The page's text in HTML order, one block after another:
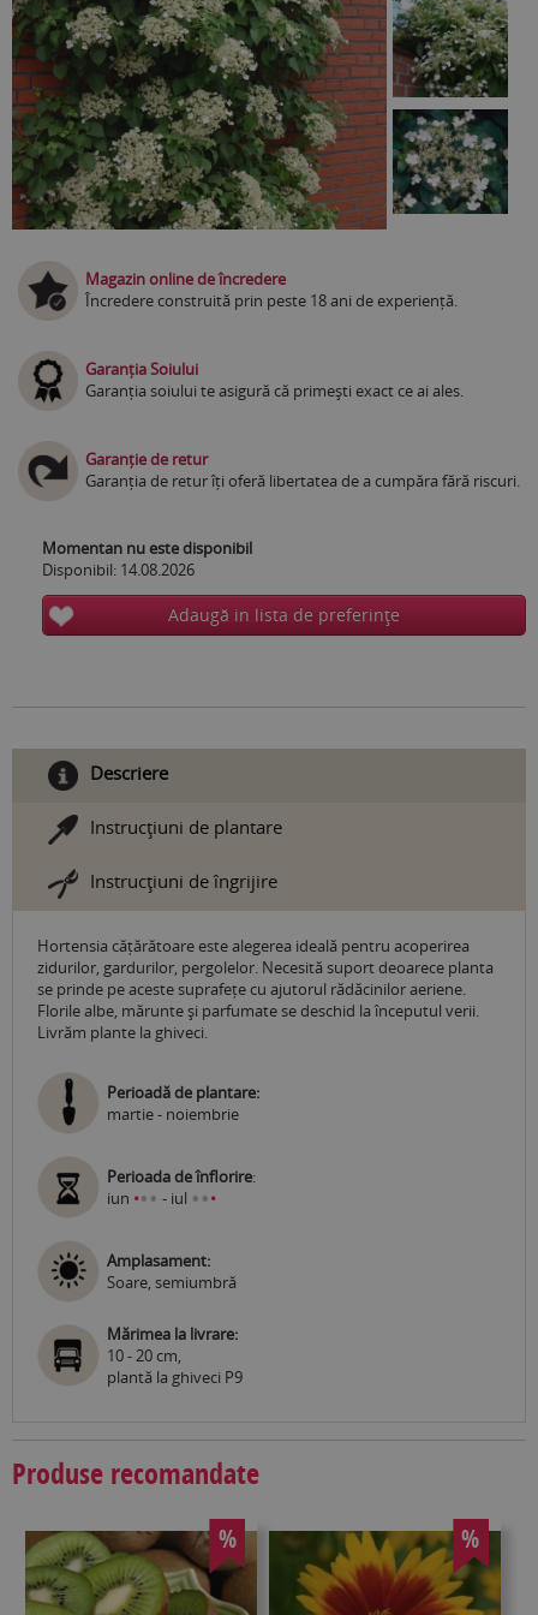
Magazin online de încredere
Încredere construită prin peste 18 ani de experiență.
Garanția Soiului
Garanția soiului te asigură că primești exact ce ai ales.
Garanție de retur
Garanția de retur îți oferă libertatea de a cumpăra fără riscuri.
Momentan nu este disponibil
Disponibil: 14.08.2026
Adaugă in lista de preferinţe
Descriere
Instrucţiuni de plantare
Instrucţiuni de îngrijire
Hortensia cățărătoare este alegerea ideală pentru acoperirea
zidurilor, gardurilor, pergolelor. Necesită suport deoarece planta
se prinde pe aceste suprafețe cu ajutorul rădăcinilor aeriene.
Florile albe, mărunte și parfumate se deschid la începutul verii.
Livrăm plante la ghiveci.
Perioadă de plantare:
martie - noiembrie
Perioada de înflorire:
iun ••• - iul •••
Amplasament:
Soare, semiumbră
Mărimea la livrare:
10 - 20 cm,
plantă la ghiveci P9
Produse recomandate
% %